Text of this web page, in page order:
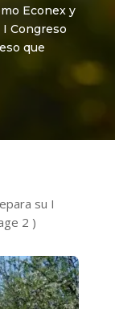
Econex y
Congreso
que
su I
2 )